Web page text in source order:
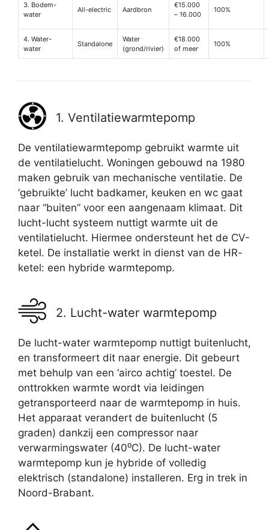
3. Bodem-
water
All-electric Aardbron
€15.000
– 16.000
100%
4. Water-
water
Standalone
Water
(grond/rivier)
€18.000
of meer
100%
1. Ventilatiewarmtepomp
De ventilatiewarmtepomp gebruikt warmte uit
de ventilatielucht. Woningen gebouwd na 1980
maken gebruik van mechanische ventilatie. De
‘gebruikte’ lucht badkamer, keuken en wc gaat
naar “buiten” voor een aangenaam klimaat. Dit
lucht-lucht systeem nuttigt warmte uit de
ventilatielucht. Hiermee ondersteunt het de CV-
ketel. De installatie werkt in dienst van de HR-
ketel: een hybride warmtepomp.
2. Lucht-water warmtepomp
De lucht-water warmtepomp nuttigt buitenlucht,
en transformeert dit naar energie. Dit gebeurt
met behulp van een ‘airco achtig’ toestel. De
onttrokken warmte wordt via leidingen
getransporteerd naar de warmtepomp in huis.
Het apparaat verandert de buitenlucht (5
graden) dankzij een compressor naar
verwarmingswater (40⁰C). De lucht-water
warmtepomp kun je hybride of volledig
elektrisch (standalone) installeren. Erg in trek in
Noord-Brabant.